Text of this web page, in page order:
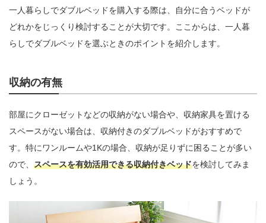
一人暮らしでダブルベッドを購入する際は、自分に合うベッドが
どれかをじっくり検討することが大切です。ここからは、一人暮
らしでダブルベッドを選ぶときのポイントを紹介します。
収納の有無
部屋にクローゼットなどの収納がない場合や、収納家具を置ける
スペースがない場合は、収納付きのダブルベッドがおすすめで
す。特にワンルームや1Kの場合、収納が足りずに困ることが多い
ので、 スペースを有効活用できる収納付きベッドを検討してみま
しょう。